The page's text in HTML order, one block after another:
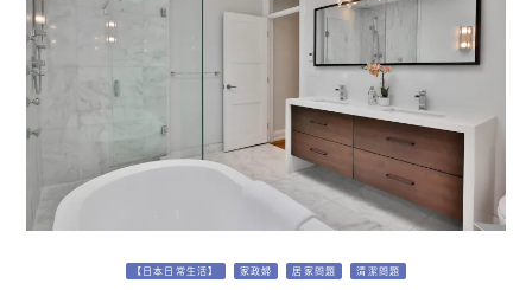
【日本日常生活】 家政婦 居家問題 清潔問題